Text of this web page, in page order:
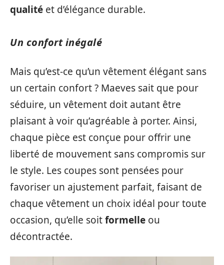
qualité et d’élégance durable.
Un confort inégalé
Mais qu’est-ce qu’un vêtement élégant sans
un certain confort ? Maeves sait que pour
séduire, un vêtement doit autant être
plaisant à voir qu’agréable à porter. Ainsi,
chaque pièce est conçue pour offrir une
liberté de mouvement sans compromis sur
le style. Les coupes sont pensées pour
favoriser un ajustement parfait, faisant de
chaque vêtement un choix idéal pour toute
occasion, qu’elle soitformelle ou
décontractée.